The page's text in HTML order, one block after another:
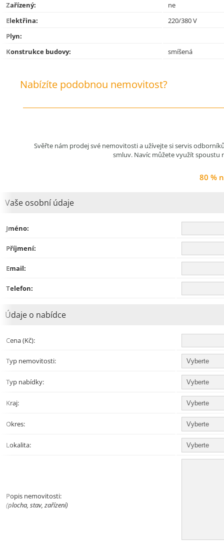
Zařízený:
ne
Elektřina:
220/380 V
Plyn:
Konstrukce budovy:
smíšená
Nabízíte podobnou nemovitost?
Svěřte nám prodej své nemovitosti a užívejte si servis
smluv. Navíc můžete využít spoustu
80 %
Vaše osobní údaje
Jméno:
Příjmení:
Email:
Telefon:
Údaje o nabídce
Cena (Kč):
Typ nemovitosti:
Typ nabídky:
Kraj:
Okres:
Lokalita:
Popis nemovitosti:
(plocha, stav, zařízení)